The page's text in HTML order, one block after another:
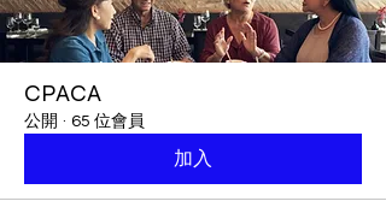
CPACA
公開 · 65 位會員
加入